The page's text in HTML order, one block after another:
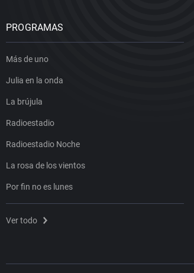
PROGRAMAS
Más de uno
Julia en la onda
La brújula
Radioestadio
Radioestadio Noche
La rosa de los vientos
Por fin no es lunes
Ver todo